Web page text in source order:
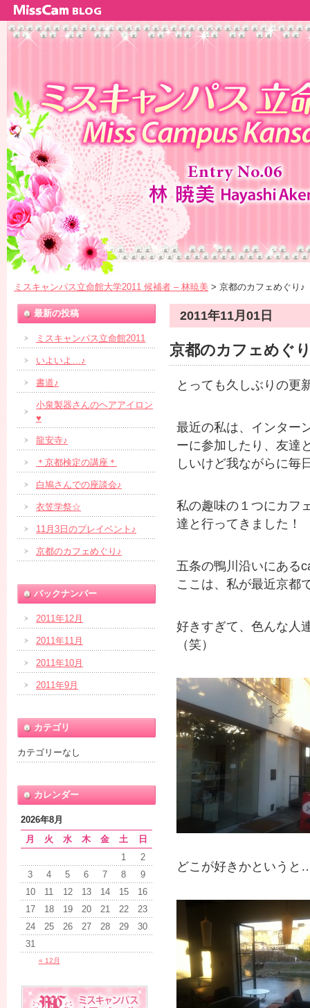
ミスキャンパス立命館大学2011 候補者 – 林暁美 > 京都のカフェめぐり♪
2011年11月01日
京都のカフェめぐ
とっても久しぶりの更
最近の私は、インター
ーに参加したり、友達
しいけど我ながらに毎
私の趣味の１つにカフ
達と行ってきました！
五条の鴨川沿いにある
ここは、私が最近京都
好きすぎて、色んな人
（笑）
どこが好きかというと
最新の投稿
ミスキャンパス立命館2011
いよいよ…♪
書道♪
小泉製器さんのヘアアイロン
♥
龍安寺♪
＊京都検定の講座＊
白鳩さんでの座談会♪
衣笠学祭☆
11月3日のプレイベント♪
京都のカフェめぐり♪
バックナンバー
2011年12月
2011年11月
2011年10月
2011年9月
カテゴリ
カテゴリーなし
カレンダー
2026年8月
月
火 水 木 金 土 日
« 12月
1
2
3
4 5 6 7 8
9
10
11 12 13 14 15
16
17
18 19 20 21 22
23
24
25 26 27 28 29
30
31